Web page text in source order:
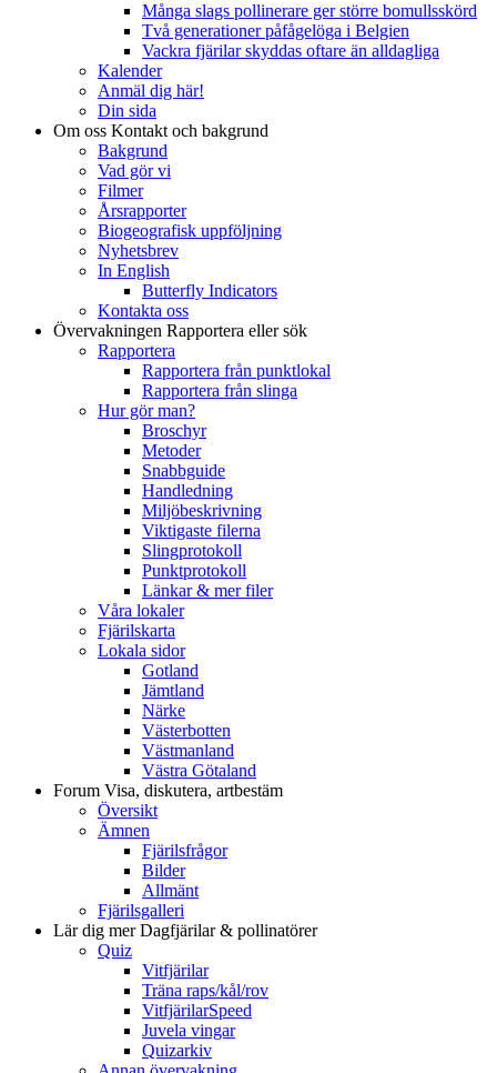
Många slags pollinerare ger större bomullsskörd
Två generationer påfågelöga i Belgien
Vackra fjärilar skyddas oftare än alldagliga
Kalender
Anmäl dig här!
Din sida
Om oss Kontakt och bakgrund
Bakgrund
Vad gör vi
Filmer
Årsrapporter
Biogeografisk uppföljning
Nyhetsbrev
In English
Butterfly Indicators
Kontakta oss
Övervakningen Rapportera eller sök
Rapportera
Rapportera från punktlokal
Rapportera från slinga
Hur gör man?
Broschyr
Metoder
Snabbguide
Handledning
Miljöbeskrivning
Viktigaste filerna
Slingprotokoll
Punktprotokoll
Länkar & mer filer
Våra lokaler
Fjärilskarta
Lokala sidor
Gotland
Jämtland
Närke
Västerbotten
Västmanland
Västra Götaland
Forum Visa, diskutera, artbestäm
Översikt
Ämnen
Fjärilsfrågor
Bilder
Allmänt
Fjärilsgalleri
Lär dig merDagfjärilar & pollinatörer
Quiz
Vitfjärilar
Träna raps/kål/rov
VitfjärilarSpeed
Juvela vingar
Quizarkiv